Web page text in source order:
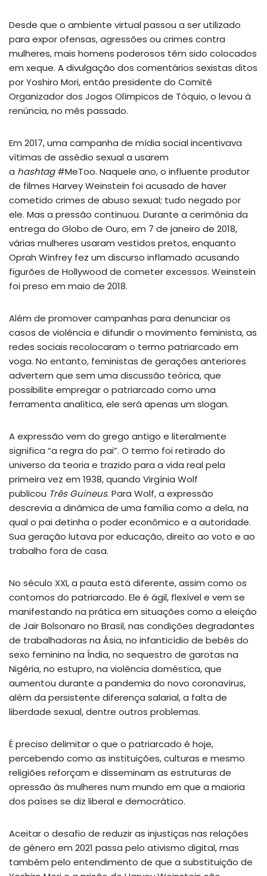
Desde que o ambiente virtual passou a ser utilizado
para expor ofensas, agressões ou crimes contra
mulheres, mais homens poderosos têm sido colocados
em xeque. A divulgação dos comentários sexistas ditos
por Yoshiro Mori, então presidente do Comitê
Organizador dos Jogos Olímpicos de Tóquio, o levou à
renúncia, no mês passado.
Em 2017, uma campanha de mídia social incentivava
vítimas de assédio sexual a usarem
a hashtag#MeToo. Naquele ano, o influente produtor
de filmes Harvey Weinstein foi acusado de haver
cometido crimes de abuso sexual; tudo negado por
ele. Mas a pressão continuou. Durante a cerimônia da
entrega do Globo de Ouro, em 7 de janeiro de 2018,
várias mulheres usaram vestidos pretos, enquanto
Oprah Winfrey fez um discurso inflamado acusando
figurões de Hollywood de cometer excessos. Weinstein
foi preso em maio de 2018.
Além de promover campanhas para denunciar os
casos de violência e difundir o movimento feminista, as
redes sociais recolocaram o termo patriarcado em
voga. No entanto, feministas de gerações anteriores
advertem que sem uma discussão teórica, que
possibilite empregar o patriarcado como uma
ferramenta analítica, ele será apenas um slogan.
A expressão vem do grego antigo e literalmente
significa “a regra do pai”. O termo foi retirado do
universo da teoria e trazido para a vida real pela
primeira vez em 1938, quando Virgínia Wolf
publicou Três Guineus. Para Wolf, a expressão
descrevia a dinâmica de uma família como a dela, na
qual o pai detinha o poder econômico e a autoridade.
Sua geração lutava por educação, direito ao voto e ao
trabalho fora de casa.
No século XXI, a pauta está diferente, assim como os
contornos do patriarcado. Ele é ágil, flexível e vem se
manifestando na prática em situações como a eleição
de Jair Bolsonaro no Brasil, nas condições degradantes
de trabalhadoras na Ásia, no infanticídio de bebês do
sexo feminino na Índia, no sequestro de garotas na
Nigéria, no estupro, na violência doméstica, que
aumentou durante a pandemia do novo coronavírus,
além da persistente diferença salarial, a falta de
liberdade sexual, dentre outros problemas.
É preciso delimitar o que o patriarcado é hoje,
percebendo como as instituições, culturas e mesmo
religiões reforçam e disseminam as estruturas de
opressão às mulheres num mundo em que a maioria
dos países se diz liberal e democrático.
Aceitar o desafio de reduzir as injustiças nas relações
de gênero em 2021 passa pelo ativismo digital, mas
também pelo entendimento de que a substituição de